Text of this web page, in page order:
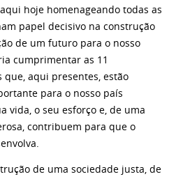
hoje homenageando todas as
papel decisivo na construção
de um futuro para o nosso
cumprimentar as 11
aqui presentes, estão
para o nosso país
vida, o seu esforço e, de uma
contribuem para que o
de uma sociedade justa, de